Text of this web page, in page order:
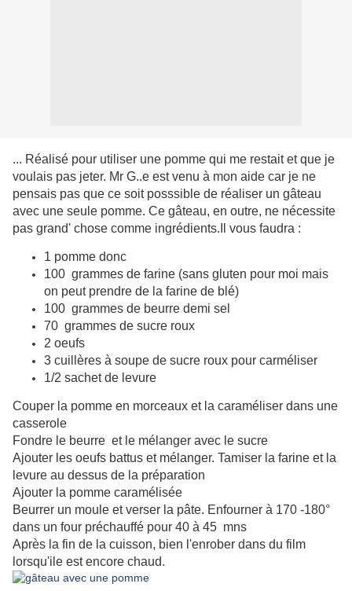
... Réalisé pour utiliser une pomme qui me restait et que je
voulais pas jeter. Mr G..e est venu à mon aide car je ne
pensais pas que ce soit posssible de réaliser un gâteau
avec une seule pomme. Ce gâteau, en outre, ne nécessite
pas grand' chose comme ingrédients.Il vous faudra :
1 pomme donc
100 grammes de farine (sans gluten pour moi mais
on peut prendre de la farine de blé)
100 grammes de beurre demi sel
70 grammes de sucre roux
2 oeufs
3 cuillères à soupe de sucre roux pour carméliser
1/2 sachet de levure
Couper la pomme en morceaux et la caraméliser dans une
casserole
Fondre le beurre et le mélanger avec le sucre
Ajouter les oeufs battus et mélanger. Tamiser la farine et la
levure au dessus de la préparation
Ajouter la pomme caramélisée
Beurrer un moule et verser la pâte. Enfourner à 170 -180°
dans un four préchauffé pour 40 à 45 mns
Après la fin de la cuisson, bien l'enrober dans du film
lorsqu'ile est encore chaud.